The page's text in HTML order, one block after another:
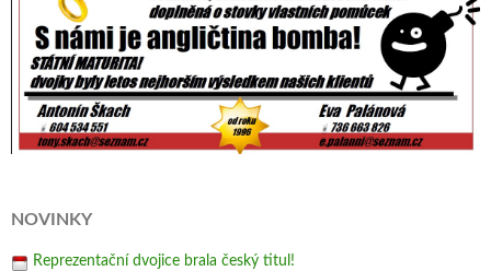
NOVINKY
Reprezentační dvojice brala český titul!